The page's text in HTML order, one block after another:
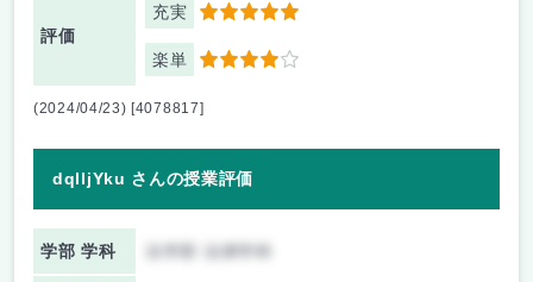
評価
充実 5
楽単 4
(2024/04/23) [4078817]
dqlljYku さんの授業評価
学部 学科